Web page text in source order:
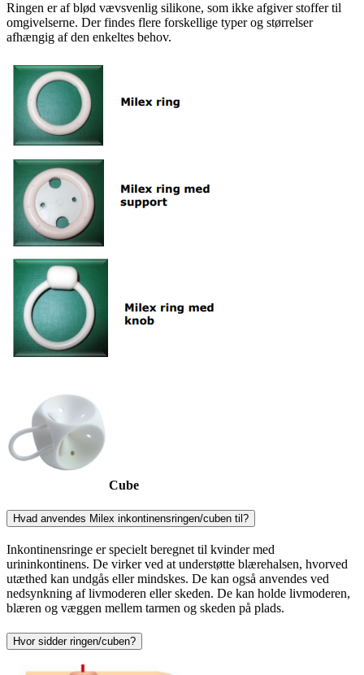
Ringen er af blød vævsvenlig silikone, som ikke afgiver stoffer til
omgivelserne. Der findes flere forskellige typer og størrelser
afhængig af den enkeltes behov.
Cube
Hvad anvendes Milex inkontinensringen/cuben til?
Inkontinensringe er specielt beregnet til kvinder med
urininkontinens. De virker ved at understøtte blærehalsen, hvorved
utæthed kan undgås eller mindskes. De kan også anvendes ved
nedsynkning af livmoderen eller skeden. De kan holde livmoderen,
blæren og væggen mellem tarmen og skeden på plads.
Hvor sidder ringen/cuben?